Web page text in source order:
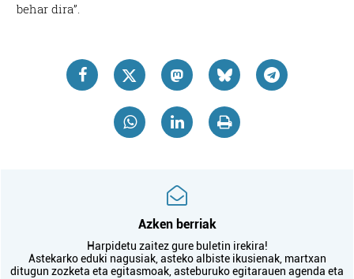
behar dira”.
Azken berriak
Harpidetu zaitez gure buletin irekira!
Astekarko eduki nagusiak, asteko albiste ikusienak, martxan
ditugun zozketa eta egitasmoak, asteburuko egitarauen agenda eta